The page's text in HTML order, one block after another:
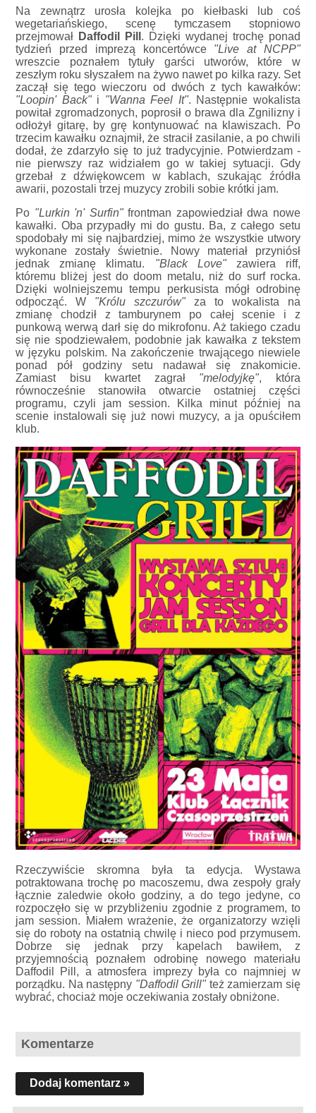
Na zewnątrz urosła kolejka po kiełbaski lub coś
wegetariańskiego, scenę tymczasem stopniowo
przejmował Daffodil Pill . Dzięki wydanej trochę ponad
tydzień przed imprezą koncertówce "Live at NCPP"
wreszcie poznałem tytuły garści utworów, które w
zeszłym roku słyszałem na żywo nawet po kilka razy. Set
zaczął się tego wieczoru od dwóch z tych kawałków:
"Loopin' Back"i "Wanna Feel It". Następnie wokalista
powitał zgromadzonych, poprosił o brawa dla Zgnilizny i
odłożył gitarę, by grę kontynuować na klawiszach. Po
trzecim kawałku oznajmił, że stracił zasilanie, a po chwili
dodał, że zdarzyło się to już tradycyjnie. Potwierdzam -
nie pierwszy raz widziałem go w takiej sytuacji. Gdy
grzebał z dźwiękowcem w kablach, szukając źródła
awarii, pozostali trzej muzycy zrobili sobie krótki jam.
Po "Lurkin 'n' Surfin"frontman zapowiedział dwa nowe
kawałki. Oba przypadły mi do gustu. Ba, z całego setu
spodobały mi się najbardziej, mimo że wszystkie utwory
wykonane zostały świetnie. Nowy materiał przyniósł
jednak zmianę klimatu. "Black Love"zawiera riff,
któremu bliżej jest do doom metalu, niż do surf rocka.
Dzięki wolniejszemu tempu perkusista mógł odrobinę
odpocząć. W "Królu szczurów"za to wokalista na
zmianę chodził z tamburynem po całej scenie i z
punkową werwą darł się do mikrofonu. Aż takiego czadu
się nie spodziewałem, podobnie jak kawałka z tekstem
w języku polskim. Na zakończenie trwającego niewiele
ponad pół godziny setu nadawał się znakomicie.
Zamiast bisu kwartet zagrał "melodyjkę", która
równocześnie stanowiła otwarcie ostatniej części
programu, czyli jam session. Kilka minut później na
scenie instalowali się już nowi muzycy, a ja opuściłem
klub.
Rzeczywiście skromna była ta edycja. Wystawa
potraktowana trochę po macoszemu, dwa zespoły grały
łącznie zaledwie około godziny, a do tego jedyne, co
rozpoczęło się w przybliżeniu zgodnie z programem, to
jam session. Miałem wrażenie, że organizatorzy wzięli
się do roboty na ostatnią chwilę i nieco pod przymusem.
Dobrze się jednak przy kapelach bawiłem, z
przyjemnością poznałem odrobinę nowego materiału
Daffodil Pill, a atmosfera imprezy była co najmniej w
porządku. Na następny "Daffodil Grill"też zamierzam się
wybrać, chociaż moje oczekiwania zostały obniżone.
Komentarze
Dodaj komentarz »